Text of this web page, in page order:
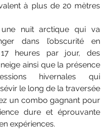
à plus de 20 mètres
nuit arctique qui va
dans l’obscurité en
heures par jour, des
ainsi que la présence
hivernales qui
le long de la traversée
un combo gagnant pour
dure et éprouvante
expériences.